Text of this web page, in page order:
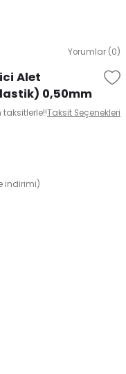
Yorumlar (0)
Alet
0,50mm
Taksit Seçenekleri
indirimi)